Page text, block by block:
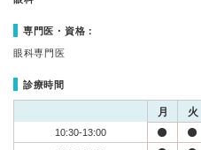
専門医・資格：
眼科専門医
診療時間
月 火
10:30-13:00